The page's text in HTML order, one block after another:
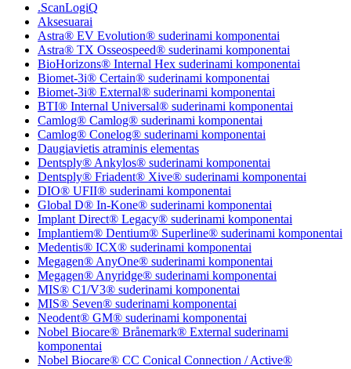
.ScanLogiQ
Aksesuarai
Astra® EV Evolution® suderinami komponentai
Astra® TX Osseospeed® suderinami komponentai
BioHorizons® Internal Hex suderinami komponentai
Biomet-3i® Certain® suderinami komponentai
Biomet-3i® External® suderinami komponentai
BTI® Internal Universal® suderinami komponentai
Camlog® Camlog® suderinami komponentai
Camlog® Conelog® suderinami komponentai
Daugiavietis atraminis elementas
Dentsply® Ankylos® suderinami komponentai
Dentsply® Friadent® Xive® suderinami komponentai
DIO® UFII® suderinami komponentai
Global D® In-Kone® suderinami komponentai
Implant Direct® Legacy® suderinami komponentai
Implantiem® Dentium® Superline® suderinami komponentai
Medentis® ICX® suderinami komponentai
Megagen® AnyOne® suderinami komponentai
Megagen® Anyridge® suderinami komponentai
MIS® C1/V3® suderinami komponentai
MIS® Seven® suderinami komponentai
Neodent® GM® suderinami komponentai
Nobel Biocare® Brånemark® External suderinami
komponentai
Nobel Biocare® CC Conical Connection / Active®